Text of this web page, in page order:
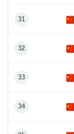
31
32
33
34